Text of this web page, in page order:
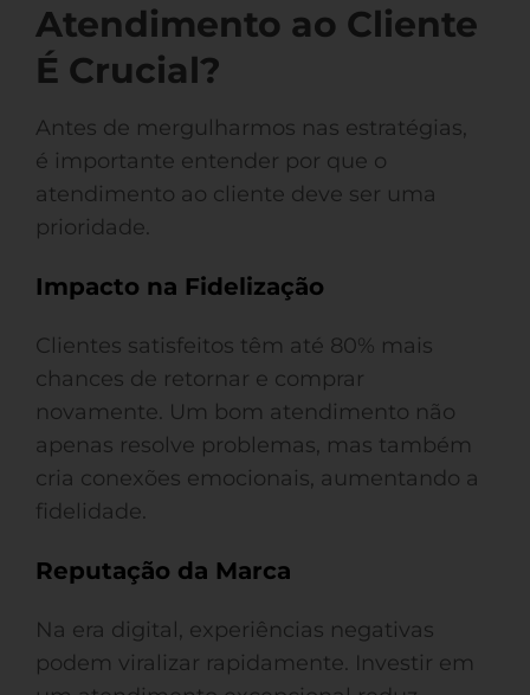
Atendimento ao Cliente
É Crucial?
Antes de mergulharmos nas estratégias,
é importante entender por que o
atendimento ao cliente deve ser uma
prioridade.
Impacto na Fidelização
Clientes satisfeitos têm até 80% mais
chances de retornar e comprar
novamente. Um bom atendimento não
apenas resolve problemas, mas também
cria conexões emocionais, aumentando a
fidelidade.
Reputação da Marca
Na era digital, experiências negativas
podem viralizar rapidamente. Investir em